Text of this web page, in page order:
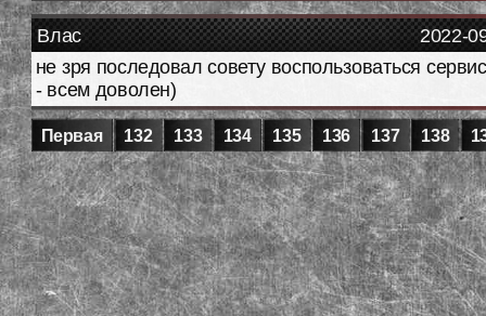
2022-
Влас
не зря последовал совету воспользоваться
- всем доволен)
Первая 132 133 134 135 136 137 138